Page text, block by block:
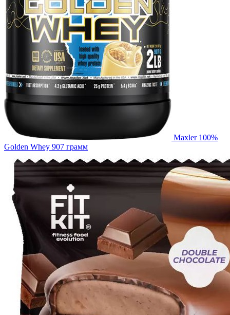
Maxler 100%
Golden Whey 907 грамм